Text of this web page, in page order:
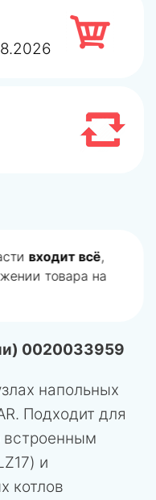
входит всё,
товара на
0020033959
напольных
Подходит для
и
котлов